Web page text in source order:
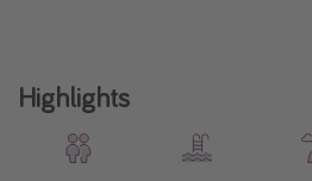
Highlights